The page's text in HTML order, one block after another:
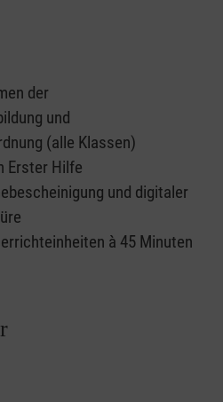
der
und
(alle Klassen)
Erster Hilfe
und digitaler
à 45 Minuten